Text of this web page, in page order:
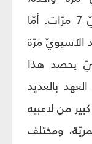
بالإضافة إلى كأس السوبر اللبنانيّ 7 مرّات. أمّا
الآسيويّ مرّة
يحصد هذا
بالعديد
من لاعبيه
ومختلف